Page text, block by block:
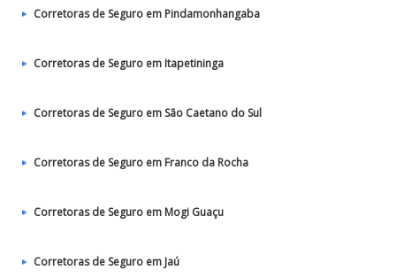
Corretoras de Seguro em Pindamonhangaba
Corretoras de Seguro em Itapetininga
Corretoras de Seguro em São Caetano do Sul
Corretoras de Seguro em Franco da Rocha
Corretoras de Seguro em Mogi Guaçu
Corretoras de Seguro em Jaú